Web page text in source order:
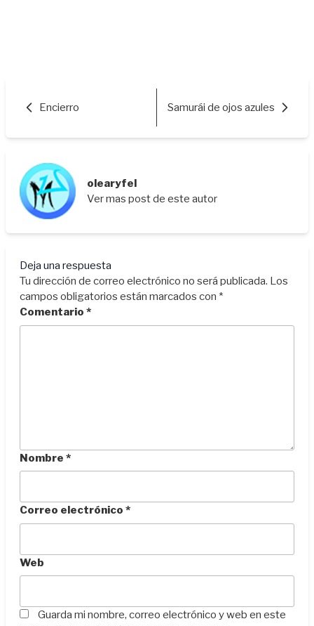
Encierro Samurái de ojos azules
olearyfel
Ver mas post de este autor
Deja una respuesta
Tu dirección de correo electrónico no será publicada. Los
campos obligatorios están marcados con *
Comentario *
Nombre *
Correo electrónico *
Web
Guarda mi nombre, correo electrónico y web en este